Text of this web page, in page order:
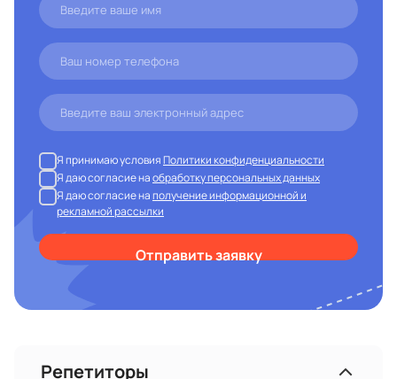
Я принимаю условияПолитики конфиденциальности
Я даю согласие наобработку персональных данных
Я даю согласие наполучение информационной и
рекламной рассылки
Отправить заявку
Репетиторы